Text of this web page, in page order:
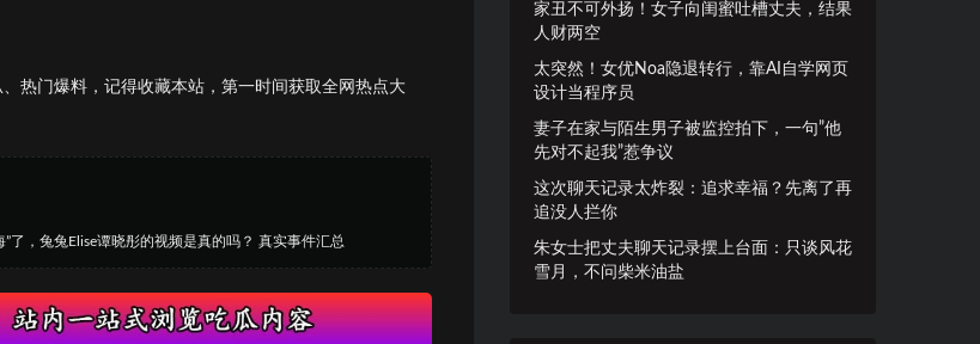
热门爆料，记得收藏本站，第一时间获取全网热点大
了，兔兔Elise谭晓彤的视频是真的吗？ 真实事件汇总
家丑不可外扬！女子向闺蜜吐槽丈夫，结果
人财两空
太突然！女优Noa隐退转行，靠AI自学网页
设计当程序员
妻子在家与陌生男子被监控拍下，一句”他
先对不起我”惹争议
这次聊天记录太炸裂：追求幸福？先离了再
追没人拦你
朱女士把丈夫聊天记录摆上台面：只谈风花
雪月，不问柴米油盐